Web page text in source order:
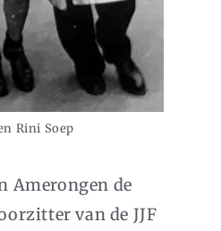
Rini Soep
Amerongen de
van de JJF